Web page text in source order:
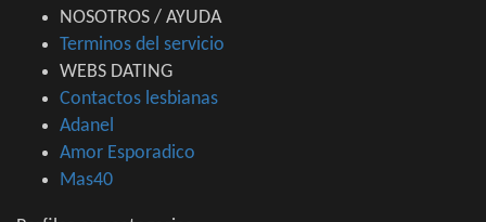
NOSOTROS / AYUDA
Terminos del servicio
WEBS DATING
Contactos lesbianas
Adanel
Amor Esporadico
Mas40